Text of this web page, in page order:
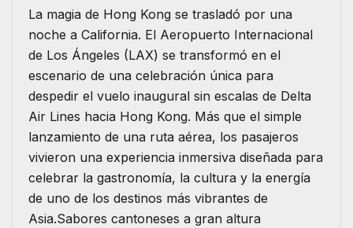
La magia de Hong Kong se trasladó por una
noche a California. El Aeropuerto Internacional
de Los Ángeles (LAX) se transformó en el
escenario de una celebración única para
despedir el vuelo inaugural sin escalas de Delta
Air Lines hacia Hong Kong. Más que el simple
lanzamiento de una ruta aérea, los pasajeros
vivieron una experiencia inmersiva diseñada para
celebrar la gastronomía, la cultura y la energía
de uno de los destinos más vibrantes de
Asia.Sabores cantoneses a gran altura